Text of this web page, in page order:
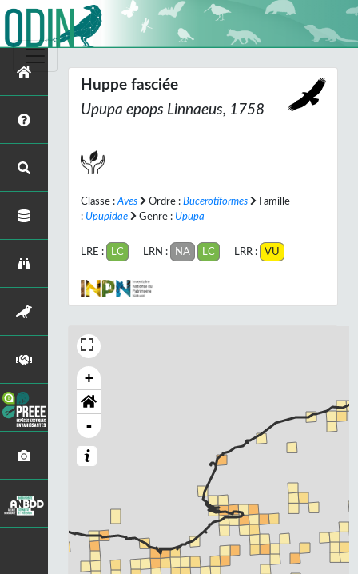
Huppe fasciée
Upupa epops Linnaeus, 1758
Classe : Aves Ordre : Bucerotiformes
Famille
: Upupidae Genre : Upupa
LRE : LC LRN : NA LC LRR : VU
+
-